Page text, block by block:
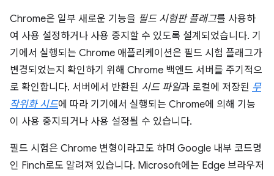
Chrome은 일부 새로운 기능을 필드 시험판 플래그를 사용하
여 사용 설정하거나 사용 중지할 수 있도록 설계되었습니다. 기
기에서 실행되는 Chrome 애플리케이션은 필드 시험 플래그가
변경되었는지 확인하기 위해 Chrome 백엔드 서버를 주기적으
로 확인합니다. 서버에서 반환된 시드 파일과 로컬에 저장된 무
작위화 시드에 따라 기기에서 실행되는 Chrome에 의해 기능
이 사용 중지되거나 사용 설정될 수 있습니다.
필드 시험은 Chrome 변형이라고도 하며 Google 내부 코드명
인 Finch로도 알려져 있습니다. Microsoft에는 Edge 브라우저